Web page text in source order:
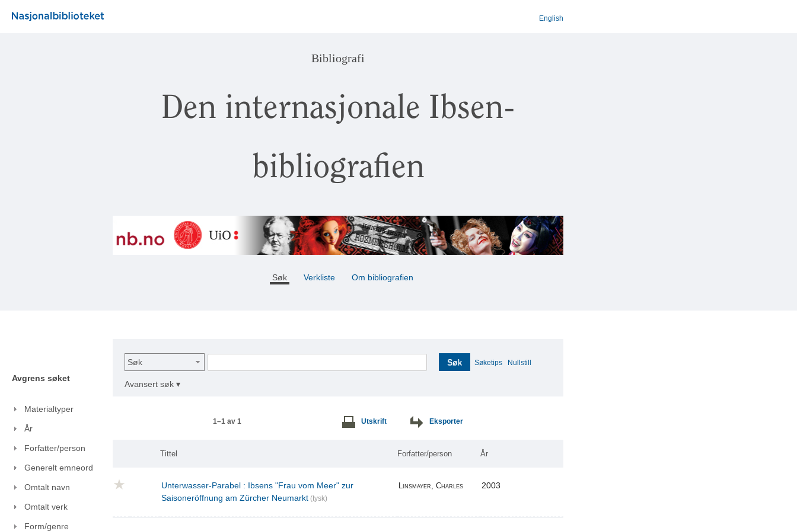
English
Bibliografi
Den internasjonale Ibsen-
bibliografien
Søk Verkliste Om bibliografien
Avgrens søket
Materialtyper
År
Forfatter/person
Generelt emneord
Omtalt navn
Omtalt verk
Form/genre
Søk Søk Søketips Nullstill
Avansert søk ▾
1–1 av 1 Utskrift Eksporter
Tittel Forfatter/person År
Unterwasser-Parabel : Ibsens "Frau vom Meer" zur
Saisoneröffnung am Zürcher Neumarkt (tysk)
Linsmayer, Charles 2003